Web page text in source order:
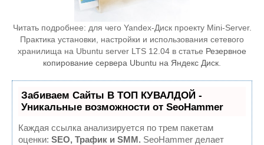
Читать подробнее: для чего Yandex-Диск проекту Mini-Server.
Практика установки, настройки и использования сетевого
хранилища на Ubuntu server LTS 12.04 в статье Резервное
копирование сервера Ubuntu на Яндекс Диск
Забиваем Сайты В ТОП КУВАЛДОЙ -
Уникальные возможности от SeoHammer
Каждая ссылка анализируется по трем пакетам
оценки: SEO, Трафик и SMM. SeoHammer делает